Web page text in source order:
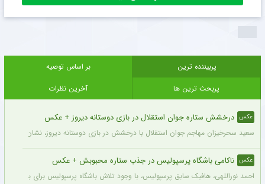
پربیننده ترین
بر اساس توصیه
پربحث ترین ها
آخرین نظرات
عکس درخشش ستاره جوان استقلال در بازی دوستانه دیروز + عکس
سعید سحرخیزان مهاجم جوان استقلال با درخشش در بازی دوستانه دیروز، نشان داد
عکس ناکامی باشگاه پرسپولیس در جذب ستاره محبوبش + عکس
احمد نوراللهی، هافبک سابق پرسپولیس، با وجود تلاش باشگاه پرسپولیس برای بازگشت